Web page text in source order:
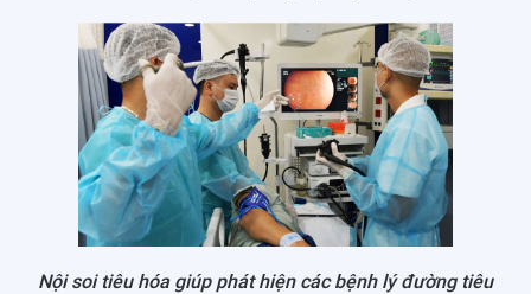
Nội soi tiêu hóa giúp phát hiện các bệnh lý đường tiêu